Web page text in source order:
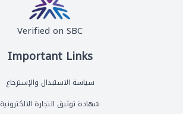
Important Links
سياسة الاستبدال والإسترجاع
شهادة توثيق التجارة الالكترونية
Verified on SBC